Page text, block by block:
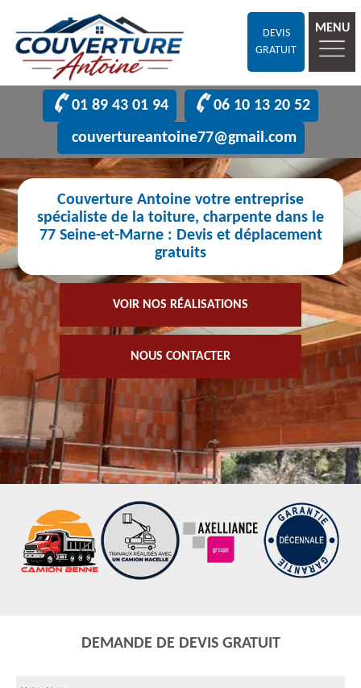
DEVIS
GRATUIT
MENU
01 89 43 01 94
06 10 13 20 52
couvertureantoine77@gmail.com
Couverture Antoine votre entreprise
spécialiste de la toiture, charpente dans le
77 Seine-et-Marne : Devis et déplacement
gratuits
VOIR NOS RÉALISATIONS
NOUS CONTACTER
DEMANDE DE DEVIS GRATUIT